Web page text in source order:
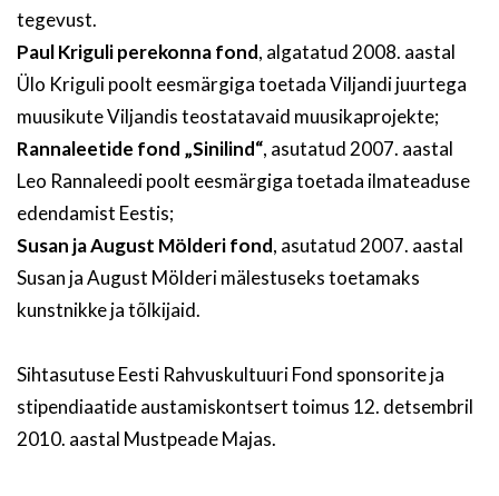
tegevust.
Paul Kriguli perekonna fond, algatatud 2008. aastal
Ülo Kriguli poolt eesmärgiga toetada Viljandi juurtega
muusikute Viljandis teostatavaid muusikaprojekte;
Rannaleetide fond „Sinilind“, asutatud 2007. aastal
Leo Rannaleedi poolt eesmärgiga toetada ilmateaduse
edendamist Eestis;
Susan ja August Mölderi fond, asutatud 2007. aastal
Susan ja August Mölderi mälestuseks toetamaks
kunstnikke ja tõlkijaid.
Sihtasutuse Eesti Rahvuskultuuri Fond sponsorite ja
stipendiaatide austamiskontsert toimus 12. detsembril
2010. aastal Mustpeade Majas.